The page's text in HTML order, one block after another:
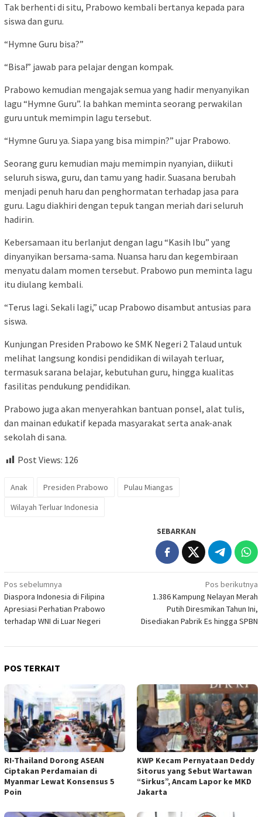
Tak berhenti di situ, Prabowo kembali bertanya kepada para
siswa dan guru.
“Hymne Guru bisa?”
“Bisa!” jawab para pelajar dengan kompak.
Prabowo kemudian mengajak semua yang hadir menyanyikan
lagu “Hymne Guru”. Ia bahkan meminta seorang perwakilan
guru untuk memimpin lagu tersebut.
“Hymne Guru ya. Siapa yang bisa mimpin?” ujar Prabowo.
Seorang guru kemudian maju memimpin nyanyian, diikuti
seluruh siswa, guru, dan tamu yang hadir. Suasana berubah
menjadi penuh haru dan penghormatan terhadap jasa para
guru. Lagu diakhiri dengan tepuk tangan meriah dari seluruh
hadirin.
Kebersamaan itu berlanjut dengan lagu “Kasih Ibu” yang
dinyanyikan bersama-sama. Nuansa haru dan kegembiraan
menyatu dalam momen tersebut. Prabowo pun meminta lagu
itu diulang kembali.
“Terus lagi. Sekali lagi,” ucap Prabowo disambut antusias para
siswa.
Kunjungan Presiden Prabowo ke SMK Negeri 2 Talaud untuk
melihat langsung kondisi pendidikan di wilayah terluar,
termasuk sarana belajar, kebutuhan guru, hingga kualitas
fasilitas pendukung pendidikan.
Prabowo juga akan menyerahkan bantuan ponsel, alat tulis,
dan mainan edukatif kepada masyarakat serta anak-anak
sekolah di sana.
Post Views: 126
Anak Presiden Prabowo
Pulau Miangas
Wilayah Terluar Indonesia
SEBARKAN
Navigasi
pos
Pos sebelumnya
Diaspora Indonesia di Filipina
Apresiasi Perhatian Prabowo
terhadap WNI di Luar Negeri
Pos berikutnya
1.386 Kampung Nelayan Merah
Putih Diresmikan Tahun Ini,
Disediakan Pabrik Es hingga SPBN
POS TERKAIT
RI-Thailand Dorong ASEAN
Ciptakan Perdamaian di
Myanmar Lewat Konsensus 5
Poin
KWP Kecam Pernyataan Deddy
Sitorus yang Sebut Wartawan
“Sirkus”, Ancam Lapor ke MKD
Jakarta